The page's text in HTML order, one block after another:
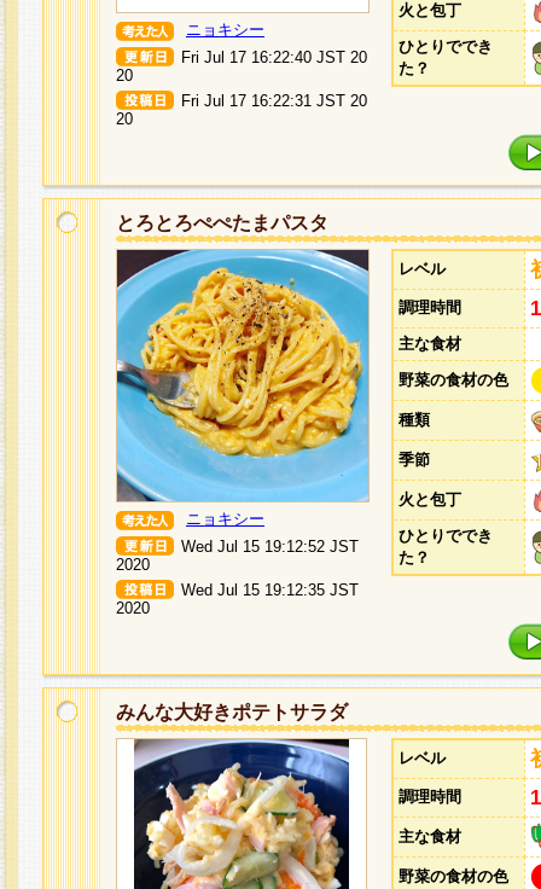
ニョキシー
Fri Jul 17 16:22:40 JST 20
20
Fri Jul 17 16:22:31 JST 20
20
火と包丁
ひとりででき
た？
とろとろぺぺたまパスタ
ニョキシー
Wed Jul 15 19:12:52 JST
2020
Wed Jul 15 19:12:35 JST
2020
レベル
調理時間
主な食材
野菜の食材の色
種類
季節
火と包丁
ひとりででき
た？
みんな大好きポテトサラダ
レベル
調理時間
主な食材
野菜の食材の色